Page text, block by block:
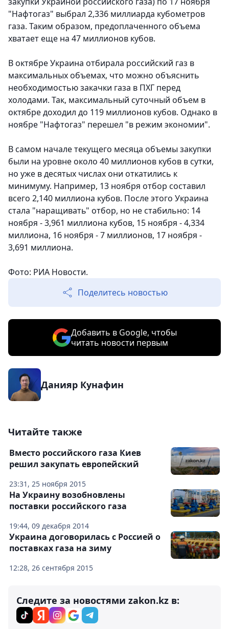
"Нафтогаз" выбрал 2,336 миллиарда кубометров
газа. Таким образом, предоплаченного объема
хватает еще на 47 миллионов кубов.
В октябре Украина отбирала российский газ в
максимальных объемах, что можно объяснить
необходимостью закачки газа в ПХГ перед
холодами. Так, максимальный суточный объем в
октябре доходил до 119 миллионов кубов. Однако в
ноябре "Нафтогаз" перешел "в режим экономии".
В самом начале текущего месяца объемы закупки
были на уровне около 40 миллионов кубов в сутки,
но уже в десятых числах они откатились к
минимуму. Например, 13 ноября отбор составил
всего 2,140 миллиона кубов. После этого Украина
стала "наращивать" отбор, но не стабильно: 14
ноября - 3,961 миллиона кубов, 15 ноября - 4,334
миллиона, 16 ноября - 7 миллионов, 17 ноября -
3,691 миллиона.
Фото: РИА Новости.
Поделитесь новостью
Добавить в Google, чтобы
читать новости первым
Данияр Кунафин
Читайте также
23:31, 25 ноября 2015
Вместо российского газа Киев
решил закупать европейский
19:44, 09 декабря 2014
На Украину возобновлены
поставки российского газа
12:28, 26 сентября 2015
Украина договорилась с Россией о
поставках газа на зиму
Следите за новостями zakon.kz в: